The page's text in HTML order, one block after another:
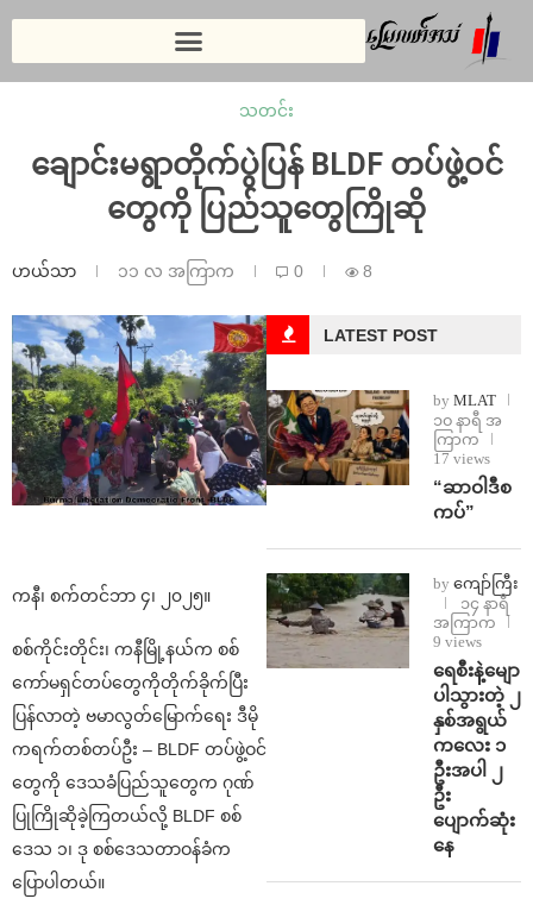
သတင်း
ချောင်းမရွာတိုက်ပွဲပြန် BLDF တပ်ဖွဲ့ဝင်
တွေကို ပြည်သူတွေကြိုဆို
ဟယ်သာ ၁၁ လ အကြာက 0 8
ကနီ၊ စက်တင်ဘာ ၄၊ ၂၀၂၅။
စစ်ကိုင်းတိုင်း၊ ကနီမြို့နယ်က စစ်
ကော်မရှင်တပ်တွေကိုတိုက်ခိုက်ပြီး
ပြန်လာတဲ့ ဗမာလွတ်မြောက်ရေး ဒီမို
ကရက်တစ်တပ်ဦး – BLDF တပ်ဖွဲ့ဝင်
တွေကို ဒေသခံပြည်သူတွေက ဂုဏ်
ပြုကြိုဆိုခဲ့ကြတယ်လို့ BLDF စစ်
ဒေသ ၁၊ ဒု စစ်ဒေသတာဝန်ခံက
ပြောပါတယ်။
LATEST POST
by MLAT
၁၀ နာရီ အ
ကြာက
17 views
“ဆာဝါဒီစ
ကပ်”
by ကျော်ကြီး
၁၄ နာရီ
အကြာက
9 views
ရေစီးနဲ့မျော
ပါသွားတဲ့ ၂
နှစ်အရွယ်
ကလေး ၁
ဦးအပါ ၂
ဦး
ပျောက်ဆုံး
နေ